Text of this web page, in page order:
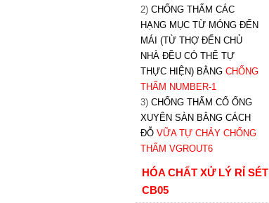
2) CHỐNG THẤM CÁC
HẠNG MỤC TỪ MÓNG ĐẾN
MÁI (TỪ THỢ ĐẾN CHỦ
NHÀ ĐỀU CÓ THỂ TỰ
THỰC HIỆN) BẰNG CHỐNG
THẤM NUMBER-1
3) CHỐNG THẤM CỔ ỐNG
XUYÊN SÀN BẰNG CÁCH
ĐỖ VỮA TỰ CHẢY CHỐNG
THẤM VGROUT6
HÓA CHẤT XỬ LÝ RỈ SÉT
CB05